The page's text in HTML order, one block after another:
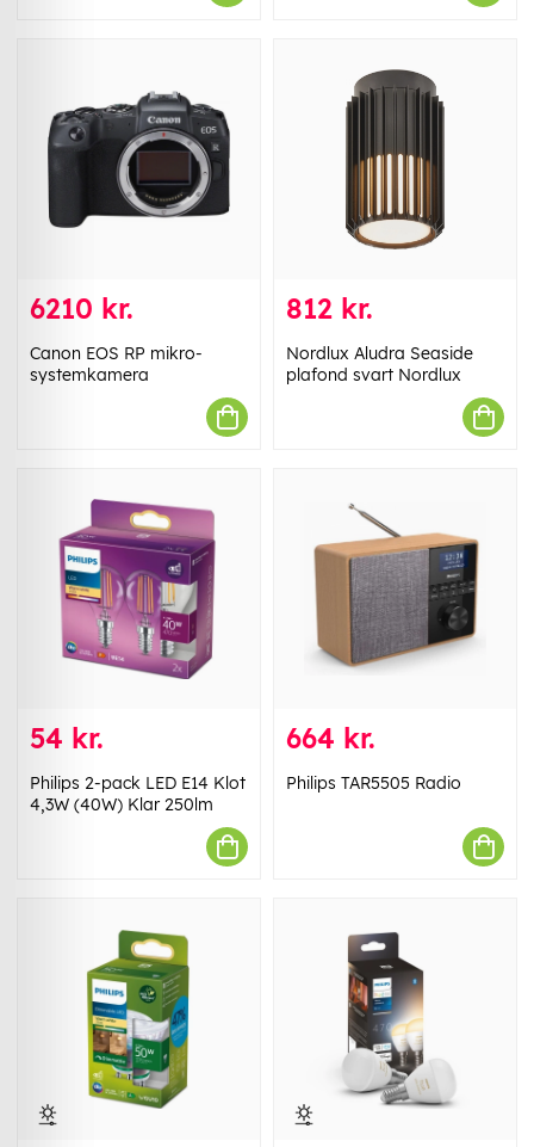
6210 kr.
Canon EOS RP mikro-
systemkamera
812 kr.
Nordlux Aludra Seaside
plafond svart Nordlux
54 kr.
Philips 2-pack LED E14 Klot
4,3W (40W) Klar 250lm
664 kr.
Philips TAR5505 Radio